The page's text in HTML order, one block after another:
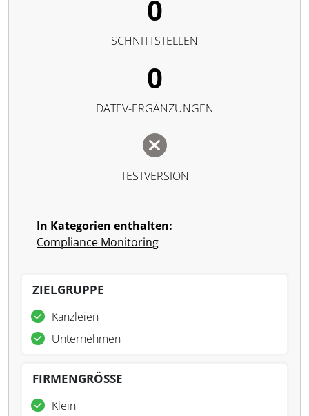
0
SCHNITTSTELLEN
0
DATEV-ERGÄNZUNGEN
TESTVERSION
In Kategorien enthalten:
Compliance Monitoring
ZIELGRUPPE
Kanzleien
Unternehmen
FIRMENGRÖSSE
Klein